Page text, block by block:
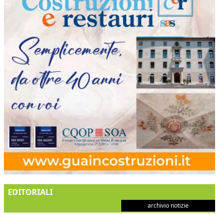
EDITORIALI
archivio notizie